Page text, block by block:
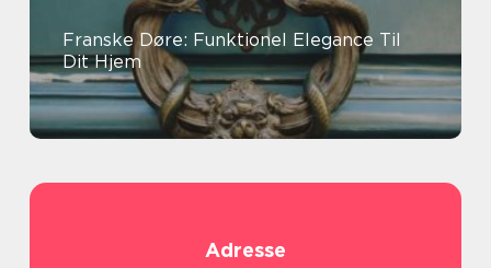
Franske Døre: Funktionel Elegance Til
Dit Hjem
Adresse